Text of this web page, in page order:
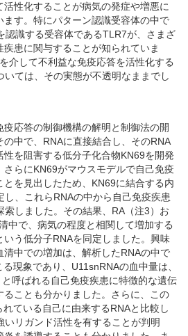
性化することが病気の発症や増悪に
す。特にパターン認識受容体の中で
認識する受容体であるTLR7が、さまざ
疾患に関与することが知られていま
介して不利益な免疫応答を活性化する
いては、その実態が不透明なままでし
応答の制御機構の解明と制御法の開
中で、RNAに直接結合し、そのRNA
を阻害する低分子化合物KN69を開発
らにKN69がマウスモデルで自己免疫
を見出したため、KN69に結合する内
し、これらRNAの中から自己免疫疾患
索しました。その結果、RA（注3）お
中で、病気の程度と相関して増加する
いう低分子RNAを同定しました。興味
中での増加は、解析したRNAの中で
現象であり、U11snRNAの血中量は、
呼ばれる自己免疫疾患に特徴的な遺伝
ことも分かりました。さらに、この
ている自己に由来するRNAと比較し
いリガンド活性を有することが判明